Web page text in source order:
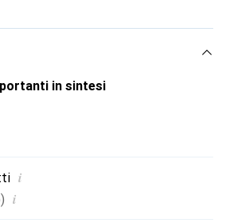
terminazione
in sintesi
i
i